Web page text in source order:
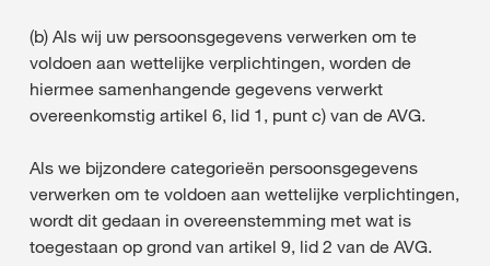
(b) Als wij uw persoonsgegevens verwerken om te
voldoen aan wettelijke verplichtingen, worden de
hiermee samenhangende gegevens verwerkt
overeenkomstig artikel 6, lid 1, punt c) van de AVG.
Als we bijzondere categorieën persoonsgegevens
verwerken om te voldoen aan wettelijke verplichtingen,
wordt dit gedaan in overeenstemming met wat is
toegestaan op grond van artikel 9, lid 2 van de AVG.